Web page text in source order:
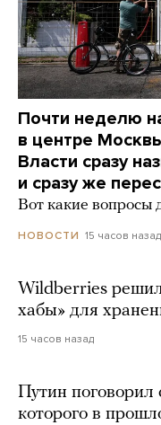
Почти неделю
в центре
Власти сразу
и сразу же
Вот какие вопросы
НОВОСТИ 15 часов назад
Wildberries
хабы» для
15 часов назад
Путин
которого в